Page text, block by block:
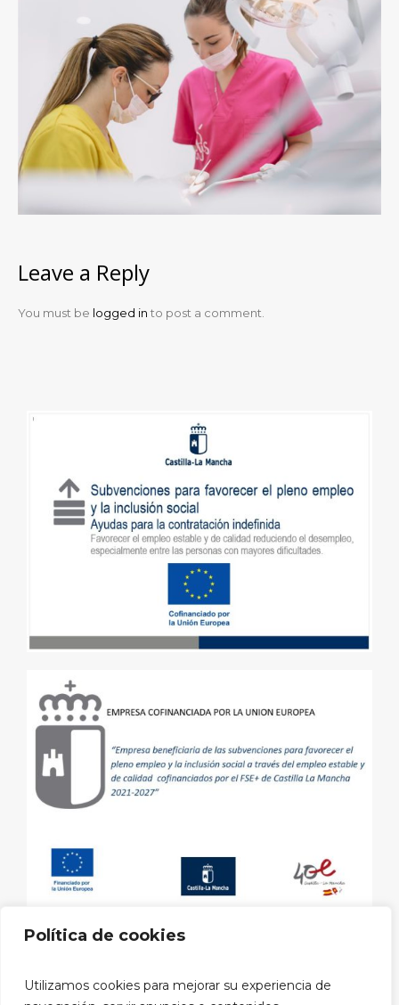
Política de cookies
Utilizamos cookies para mejorar su experiencia de
Leave a Reply
You must be logged in to post a comment.
Política privacidad RRSS